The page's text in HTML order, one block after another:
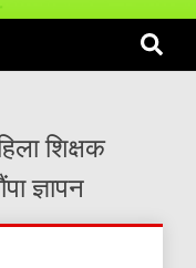
शिक्षक
ज्ञापन